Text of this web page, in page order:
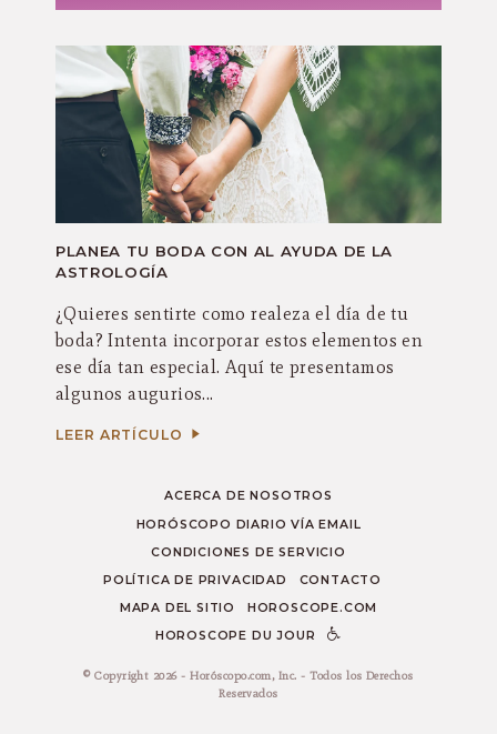
PLANEA TU BODA CON AL AYUDA DE LA
ASTROLOGÍA
¿Quieres sentirte como realeza el día de tu
boda? Intenta incorporar estos elementos en
ese día tan especial. Aquí te presentamos
algunos augurios...
LEER ARTÍCULO
ACERCA DE NOSOTROS
HORÓSCOPO DIARIO VÍA EMAIL
CONDICIONES DE SERVICIO
POLÍTICA DE PRIVACIDAD
CONTACTO
MAPA DEL SITIO
HOROSCOPE.COM
HOROSCOPE DU JOUR
© Copyright 2026 - Horóscopo.com, Inc. - Todos los Derechos
Reservados